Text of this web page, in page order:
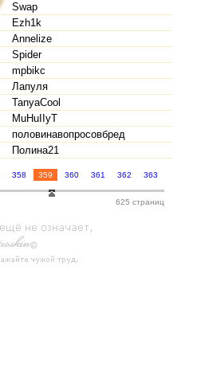
Swap
Ezh1k
Annelize
Spider
mpbikc
Лапуля
TanyaCool
MuHuIIyT
половинавопросовбред
Полина21
358 359 360 361 362 363
625 страниц